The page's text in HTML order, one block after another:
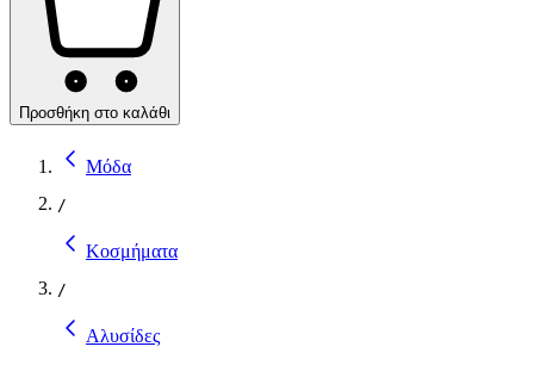
Προσθήκη στο καλάθι
Μόδα
/
Κοσμήματα
/
Αλυσίδες